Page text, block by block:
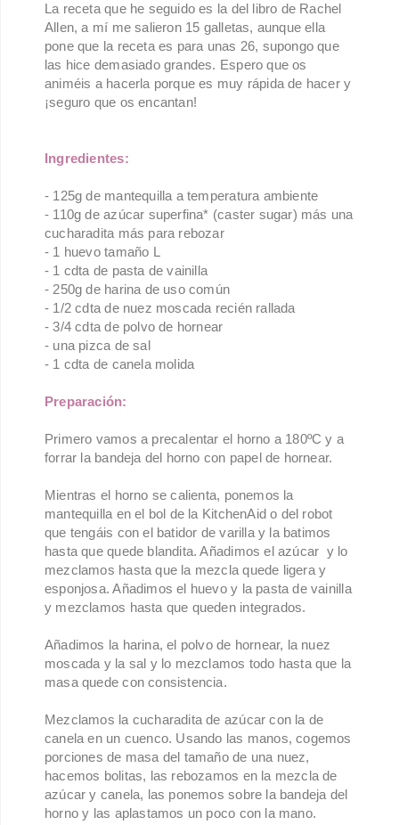
La receta que he seguido es la del libro de Rachel
Allen, a mí me salieron 15 galletas, aunque ella
pone que la receta es para unas 26, supongo que
las hice demasiado grandes. Espero que os
animéis a hacerla porque es muy rápida de hacer y
¡seguro que os encantan!
Ingredientes:
- 125g de mantequilla a temperatura ambiente
- 110g de azúcar superfina* (caster sugar) más una
cucharadita más para rebozar
- 1 huevo tamaño L
- 1 cdta de pasta de vainilla
- 250g de harina de uso común
- 1/2 cdta de nuez moscada recién rallada
- 3/4 cdta de polvo de hornear
- una pizca de sal
- 1 cdta de canela molida
Preparación:
Primero vamos a precalentar el horno a 180ºC y a
forrar la bandeja del horno con papel de hornear.
Mientras el horno se calienta, ponemos la
mantequilla en el bol de la KitchenAid o del robot
que tengáis con el batidor de varilla y la batimos
hasta que quede blandita. Añadimos el azúcar y lo
mezclamos hasta que la mezcla quede ligera y
esponjosa. Añadimos el huevo y la pasta de vainilla
y mezclamos hasta que queden integrados.
Añadimos la harina, el polvo de hornear, la nuez
moscada y la sal y lo mezclamos todo hasta que la
masa quede con consistencia.
Mezclamos la cucharadita de azúcar con la de
canela en un cuenco. Usando las manos, cogemos
porciones de masa del tamaño de una nuez,
hacemos bolitas, las rebozamos en la mezcla de
azúcar y canela, las ponemos sobre la bandeja del
horno y las aplastamos un poco con la mano.